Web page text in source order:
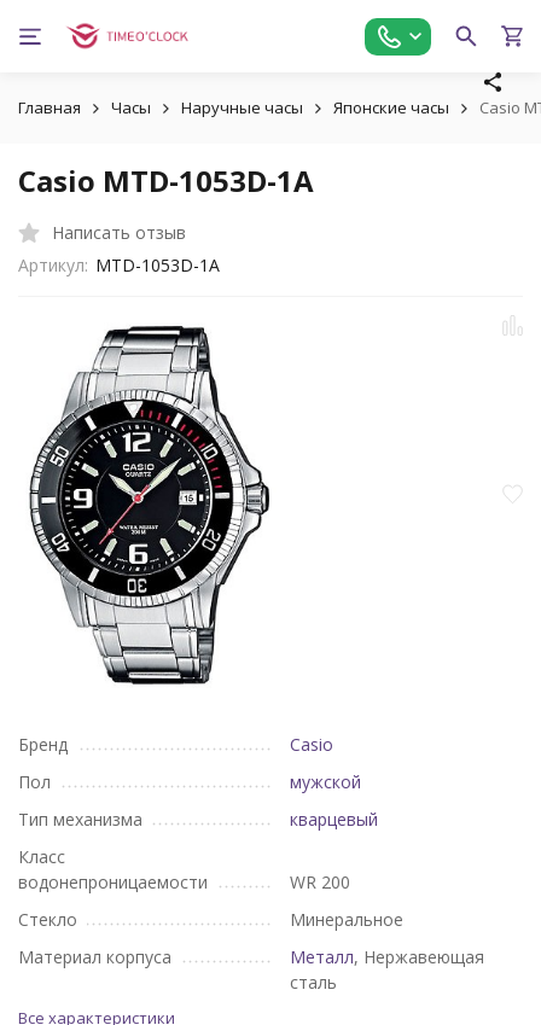
Главная Часы Наручные часы Японские часы Casio
Casio MTD-1053D-1A
Написать отзыв
Артикул: MTD-1053D-1A
Бренд
Casio
Пол
мужской
Тип механизма
кварцевый
Класс
водонепроницаемости
WR 200
Стекло
Минеральное
Материал корпуса
Металл, Нержавеющая
сталь
Все характеристики